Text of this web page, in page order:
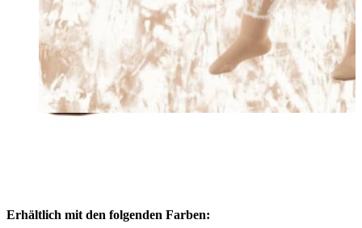
Erhältlich mit den folgenden Farben: